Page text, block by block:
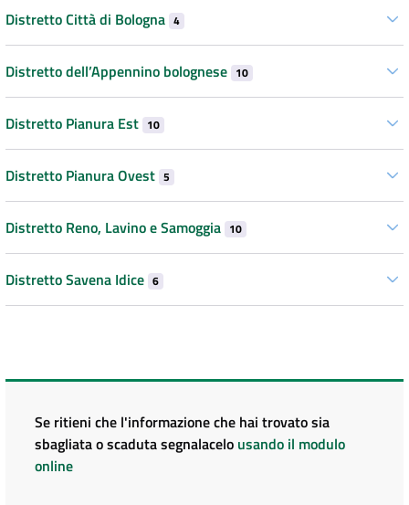
Distretto Città di Bologna 4
Distretto dell’Appennino bolognese 10
Distretto Pianura Est 10
Distretto Pianura Ovest 5
Distretto Reno, Lavino e Samoggia 10
Distretto Savena Idice 6
Se ritieni che l'informazione che hai trovato sia
sbagliata o scaduta segnalacelo usando il modulo
online